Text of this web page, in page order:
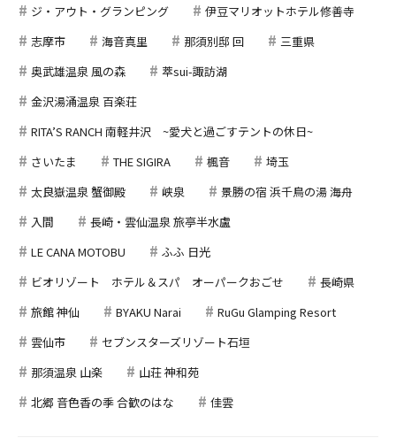
ジ・アウト・グランピング
伊豆マリオットホテル修善寺
志摩市
海音真里 那須別邸 回
三重県
奥武雄温泉 風の森
萃sui-諏訪湖
金沢湯涌温泉 百楽荘
RITA’S RANCH 南軽井沢 ~愛犬と過ごすテントの休日~
さいたま
THE SIGIRA 楓音
埼玉
太良嶽温泉 蟹御殿
峡泉
景勝の宿 浜千鳥の湯 海舟
入間
長崎・雲仙温泉 旅亭半水盧
LE CANA MOTOBU
ふふ 日光
ビオリゾート ホテル＆スパ オーパークおごせ
長崎県
旅館 神仙
BYAKU Narai
RuGu Glamping Resort
雲仙市
セブンスターズリゾート石垣
那須温泉 山楽
山荘 神和苑
北郷 音色香の季 合歓のはな
佳雲